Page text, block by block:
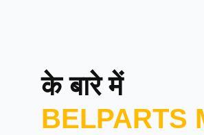
के बारे में
BELPARTS